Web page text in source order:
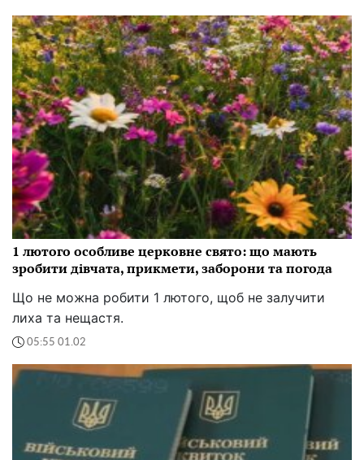
1 лютого особливе церковне свято: що мають
зробити дівчата, прикмети, заборони та погода
Що не можна робити 1 лютого, щоб не залучити
лиха та нещастя.
05:55 01.02